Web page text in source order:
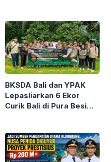
BKSDA Bali dan YPAK
Lepasliarkan 6 Ekor
Curik Bali di Pura Besi